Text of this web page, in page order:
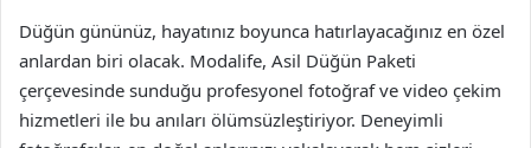
Düğün gününüz, hayatınız boyunca hatırlayacağınız en özel
anlardan biri olacak. Modalife, Asil Düğün Paketi
çerçevesinde sunduğu profesyonel fotoğraf ve video çekim
hizmetleri ile bu anıları ölümsüzleştiriyor. Deneyimli